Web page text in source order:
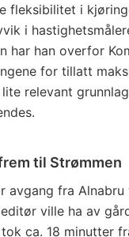
fleksibilitet i
i
har han overfor
for tillatt
relevant
til Strømmen
avgang fra
ville ha av
ca. 18 minutter